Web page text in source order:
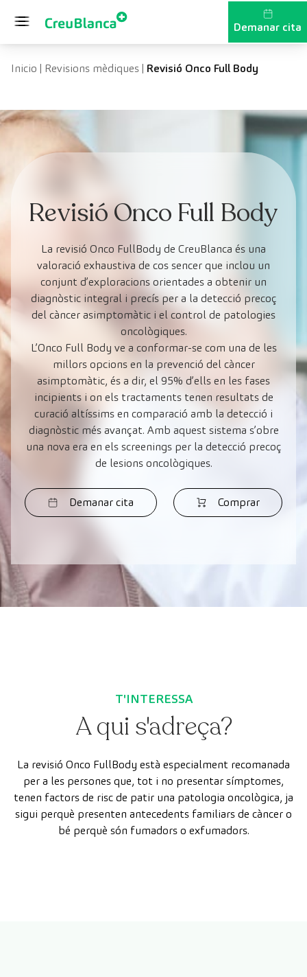
Demanar cita
Inicio | Revisions mèdiques| Revisió Onco Full Body
Revisió Onco Full Body
La revisió Onco FullBody de CreuBlanca és una
valoració exhaustiva de cos sencer que inclou un
conjunt d’exploracions orientades a obtenir un
diagnòstic integral i precís per a la detecció precoç
del càncer asimptomàtic i el control de patologies
oncològiques.
L’Onco Full Body ve a conformar-se com una de les
millors opcions en la prevenció del càncer
asimptomàtic, és a dir, el 95% d’ells en les fases
incipients i on els tractaments tenen resultats de
curació altíssims en comparació amb la detecció i
diagnòstic més avançat. Amb aquest sistema s’obre
una nova era en els screenings per la detecció precoç
de lesions oncològiques.
Demanar cita Comprar
T'INTERESSA
A qui s'adreça?
La revisió Onco FullBody està especialment recomanada
per a les persones que, tot i no presentar símptomes,
tenen factors de risc de patir una patologia oncològica, ja
sigui perquè presenten antecedents familiars de càncer o
bé perquè són fumadors o exfumadors.